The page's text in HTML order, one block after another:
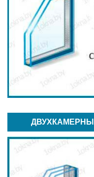
ДВУХКАМЕРНЫЙ